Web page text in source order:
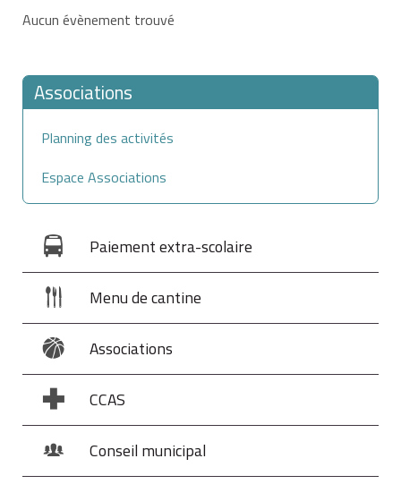
Aucun évènement trouvé
Associations
Planning des activités
Espace Associations
Paiement extra-scolaire
Menu de cantine
Associations
CCAS
Conseil municipal